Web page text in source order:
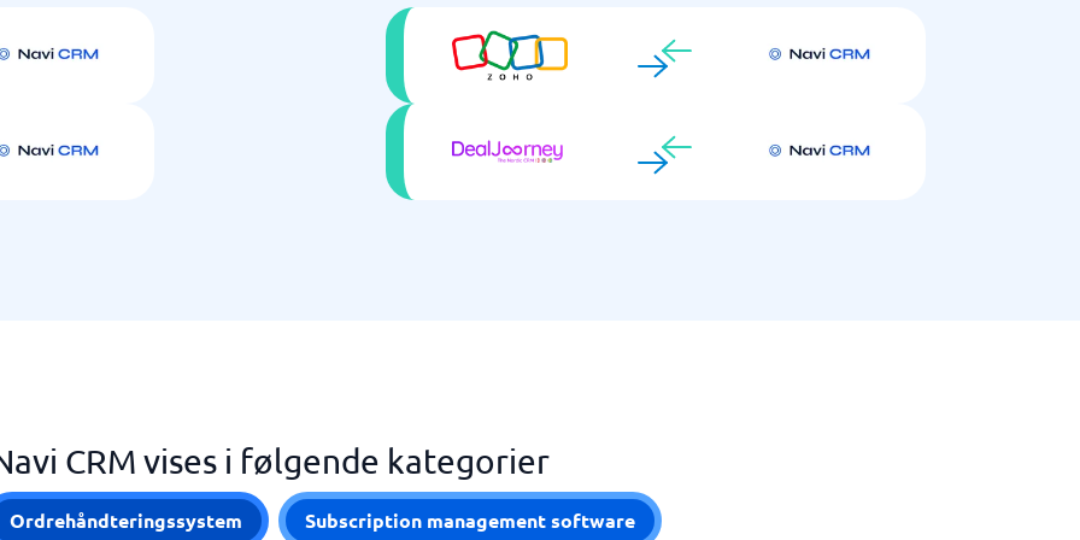
CRM vises i følgende kategorier
Ordrehåndteringssystem Subscription management software